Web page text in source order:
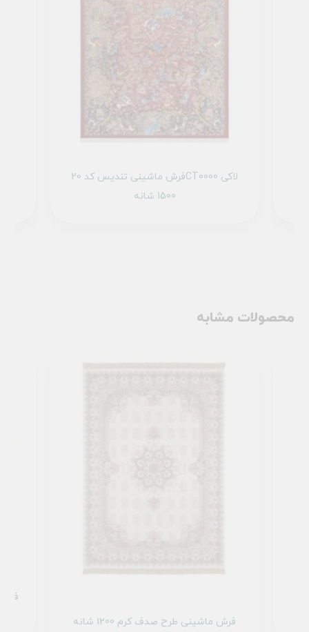
فرش ماشینی تندیس کد 20CT0000 لاکی
1500 شانه
محصولات مشابه
فرش
فرش ماشینی طرح صدف کرم 1200 شانه